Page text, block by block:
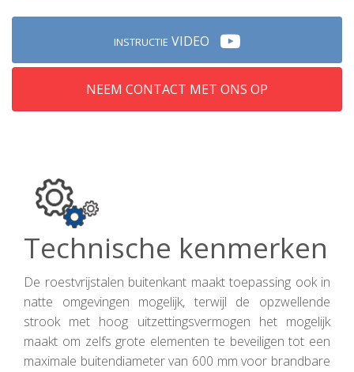
INSTRUCTIE VIDEO
NEEM CONTACT MET ONS OP
Technische kenmerken
De roestvrijstalen buitenkant maakt toepassing ook in
natte omgevingen mogelijk, terwijl de opzwellende
strook met hoog uitzettingsvermogen het mogelijk
maakt om zelfs grote elementen te beveiligen tot een
maximale buitendiameter van 600 mm voor brandbare